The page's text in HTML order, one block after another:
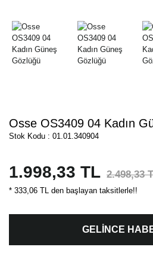
Osse OS3409 04 Kadın
Stok Kodu : 01.01.340904
1.998,33 TL 2.498,33
* 333,06 TL den başlayan taksitlerle!!
GELİNCE